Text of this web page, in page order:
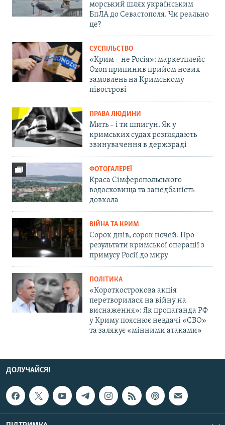
морський шлях українським
БпЛА до Севастополя. Чи реально
це?
СУСПІЛЬСТВО
«Крим – не Росія»: маркетплейс
Ozon припинив прийом нових
замовлень на Кримському
півострові
ПРАВА ЛЮДИНИ
Мить – і ти шпигун. Як у
кримських судах розглядають
звинувачення в держзраді
ФОТОГАЛЕРЕЇ
Краса Сімферопольського
водосховища та занедбаність
довкола
ВІЙНА ТА КРИМ
Сорок днів, сорок ночей. Про
результати кримської операції з
примусу Росії до миру
ПОЛІТИКА
«Короткострокова акція
перетворилася на війну на
виснаження»: Як пропаганда РФ
у Криму пояснює невдачі «СВО»
та залякує «мінними атаками»
ДОЛУЧАЙСЯ!